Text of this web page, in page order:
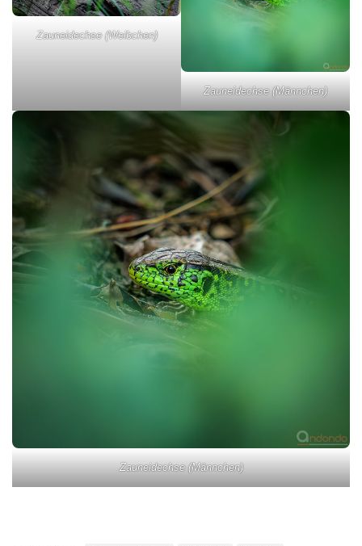
Zauneidechse (Weibchen)
Zauneidechse (Männchen)
Zauneidechse (Männchen)